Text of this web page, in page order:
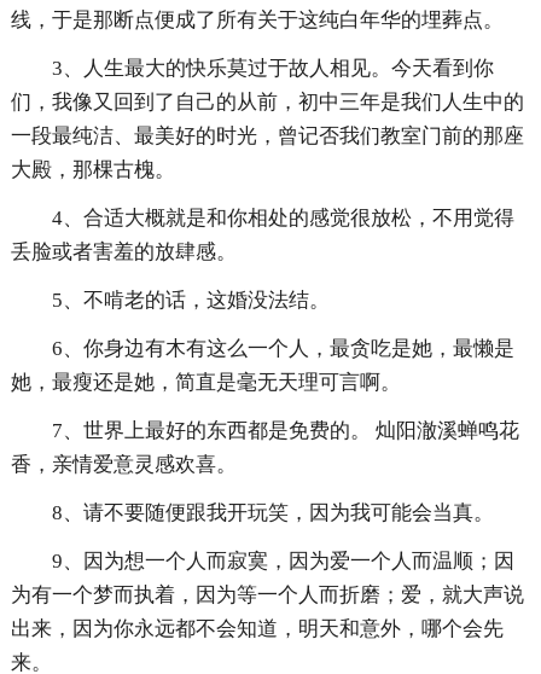
线，于是那断点便成了所有关于这纯白年华的埋葬点。
3、人生最大的快乐莫过于故人相见。今天看到你
们，我像又回到了自己的从前，初中三年是我们人生中的
一段最纯洁、最美好的时光，曾记否我们教室门前的那座
大殿，那棵古槐。
4、合适大概就是和你相处的感觉很放松，不用觉得
丢脸或者害羞的放肆感。
5、不啃老的话，这婚没法结。
6、你身边有木有这么一个人，最贪吃是她，最懒是
她，最瘦还是她，简直是毫无天理可言啊。
7、世界上最好的东西都是免费的。 灿阳澈溪蝉鸣花
香，亲情爱意灵感欢喜。
8、请不要随便跟我开玩笑，因为我可能会当真。
9、因为想一个人而寂寞，因为爱一个人而温顺；因
为有一个梦而执着，因为等一个人而折磨；爱，就大声说
出来，因为你永远都不会知道，明天和意外，哪个会先
来。